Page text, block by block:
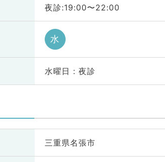
夜診:19:00〜22:00
水
水曜日 : 夜診
三重県名張市